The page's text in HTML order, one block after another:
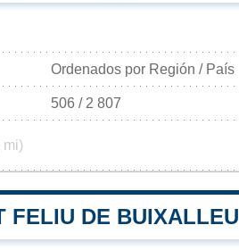
Ordenados por Región / País
506 / 2 807
mi)
FELIU DE BUIXALLEU